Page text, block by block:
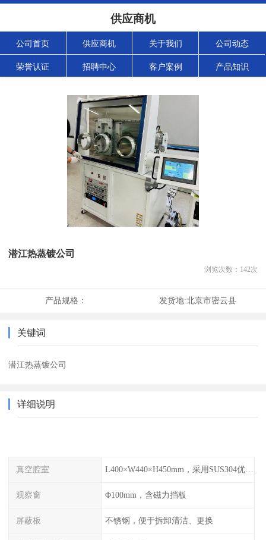
供应商机
公司首页 供应商机 关于我们 公司动态
荣誉认证 招聘中心 客户案例 产品知识
潜江热蒸镀公司
浏览次数： 142次
产品规格： 发货地:北京市密云县
关键词
潜江热蒸镀公司
详细说明
真空腔室 L400×W440×H450mm，采用SUS304优质不锈钢
观察窗 Φ100mm，含磁力挡板
屏蔽板 不锈钢，便于拆卸清洁、更换